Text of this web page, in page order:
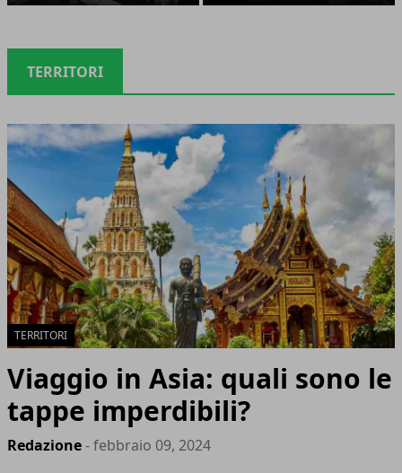
TERRITORI
TERRITORI
Viaggio in Asia: quali sono le
tappe imperdibili?
Redazione- febbraio 09, 2024